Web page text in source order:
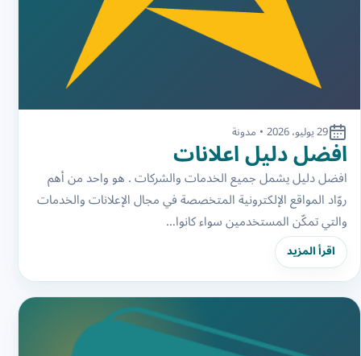
29 يوليو، 2026 • مدونة
افضل دليل اعلانات
افضل دليل يشمل جميع الخدمات والشركات . هو واحد من أهم
روّاد المواقع الإلكترونية المتخصصة في مجال الإعلانات والخدمات
والتي تمكّن المستخدمين سواء كانوا…
اقرأ المزيد